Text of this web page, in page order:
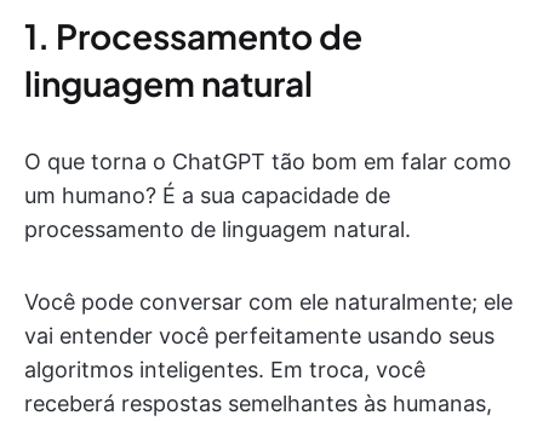
1. Processamento de
linguagem natural
O que torna o ChatGPT tão bom em falar como
um humano? É a sua capacidade de
processamento de linguagem natural.
Você pode conversar com ele naturalmente; ele
vai entender você perfeitamente usando seus
algoritmos inteligentes. Em troca, você
receberá respostas semelhantes às humanas,